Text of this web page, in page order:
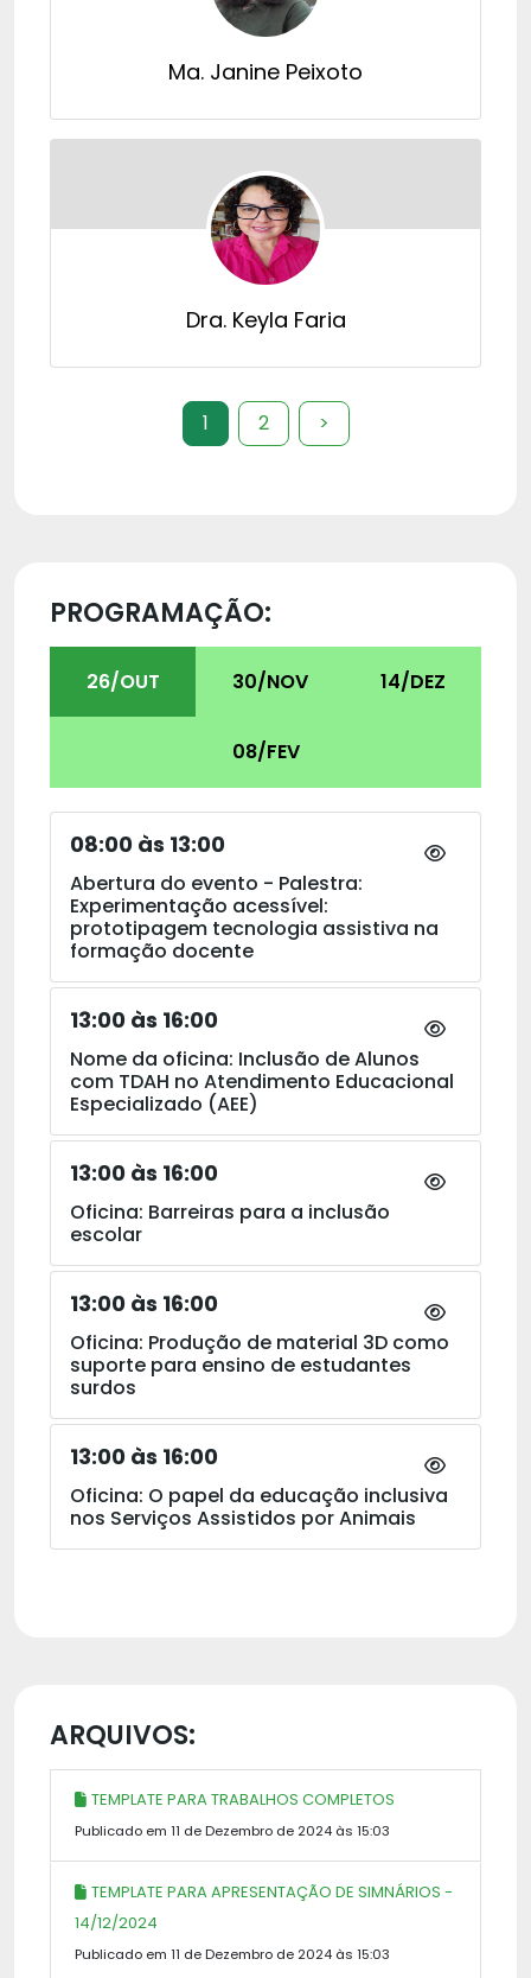
Ma. Janine Peixoto
Dra. Keyla Faria
1 2 >
PROGRAMAÇÃO:
26/OUT 30/NOV 14/DEZ
08/FEV
08:00 às 13:00
Abertura do evento - Palestra:
Experimentação acessível:
prototipagem tecnologia assistiva na
formação docente
13:00 às 16:00
Nome da oficina: Inclusão de Alunos
com TDAH no Atendimento Educacional
Especializado (AEE)
13:00 às 16:00
Oficina: Barreiras para a inclusão
escolar
13:00 às 16:00
Oficina: Produção de material 3D como
suporte para ensino de estudantes
surdos
13:00 às 16:00
Oficina: O papel da educação inclusiva
nos Serviços Assistidos por Animais
ARQUIVOS:
TEMPLATE PARA TRABALHOS COMPLETOS
Publicado em 11 de Dezembro de 2024 às 15:03
TEMPLATE PARA APRESENTAÇÃO DE SIMNÁRIOS -
14/12/2024
Publicado em 11 de Dezembro de 2024 às 15:03